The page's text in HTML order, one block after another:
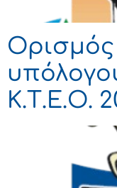
Ορισμός
Κ.Τ.Ε.Ο.